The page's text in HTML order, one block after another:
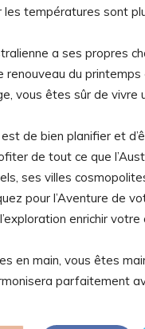
les températures sont
a ses propres
renouveau du
vous êtes sûr de vivre
de bien planifier et
de tout ce que
ses villes
pour l’Aventure de
enrichir votre
en main, vous êtes
parfaitement